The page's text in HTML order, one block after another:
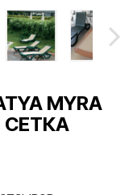
MYRA
СЕТКА